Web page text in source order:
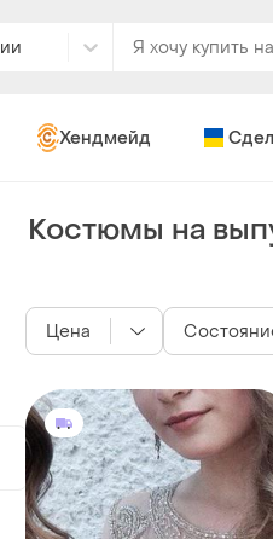
Хендмейд
Костюмы на
Цена